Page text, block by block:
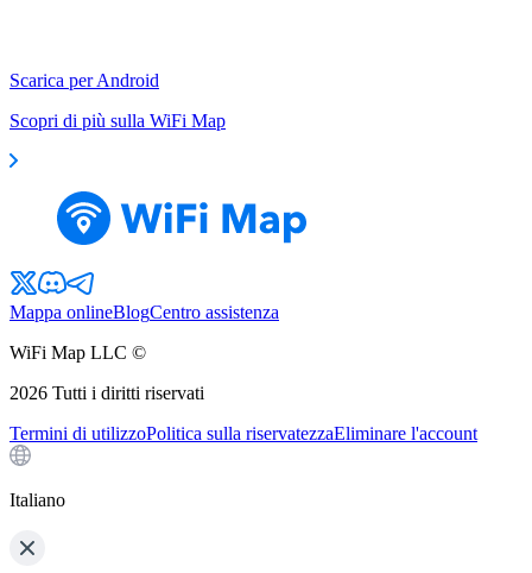
Scarica per Android
Scopri di più sulla WiFi Map
Mappa onlineBlogCentro assistenza
WiFi Map LLC ©
2026 Tutti i diritti riservati
Termini di utilizzoPolitica sulla riservatezzaEliminare l'account
Italiano